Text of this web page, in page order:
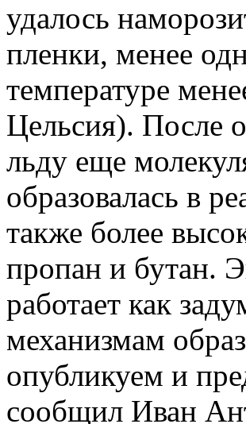
удалось
пленки, менее
температуре
Цельсия). После
льду еще
образовалась в
также более
пропан и бутан.
работает как
механизмам
опубликуем и
сообщил Иван